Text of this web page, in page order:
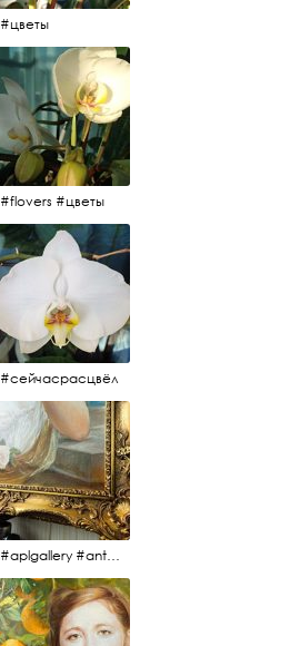
#цветы
#flovers #цветы
#сейчасрасцвёл
#aplgallery #antiques #painting #portrait #frame #antiqueframe #abundance #fertility #orangetree #антиквариат#картина#фрагмент #живопись #улыбка #девушка #портрет #рама #антикварнаярама #изобилие #плодородие #апельсиновоедерево